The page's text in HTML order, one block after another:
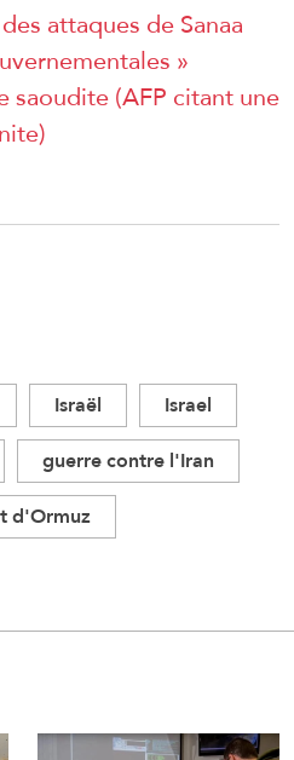
attaques de Sanaa
»
saoudite (AFP citant une
Israël
Israel
guerre contre l'Iran
d'Ormuz